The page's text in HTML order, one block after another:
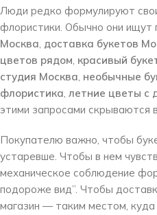
Люди редко формулируют
флористики. Обычно они ищут
Москва, доставка букетов
цветов рядом, красивый
студия Москва, необычные
флористика, летние цветы с
этими запросами скрываются
Покупателю важно, чтобы
устаревше. Чтобы в нем
механическое соблюдение
подороже вид”. Чтобы
магазин — таким местом,